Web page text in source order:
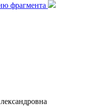
фрагмента